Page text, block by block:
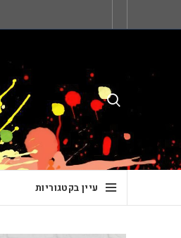
עיין בקטגוריות